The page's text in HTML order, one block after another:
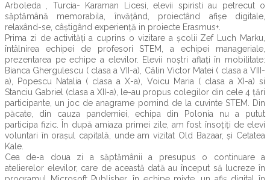
Arboleda , Turcia- Karaman Licesi, elevii spiristi au petrecut o
săptămână memorabila, învățând, proiectând afișe digitale,
relaxând-se, câștigând experiență in proiecte Erasmus+.
Prima zi de activități a cuprins o vizitare a școlii Zef Luch Marku,
întâlnirea echipei de profesori STEM, a echipei manageriale,
prezentarea pe echipe a elevilor. Elevii noștri aflați în mobilitate:
Bianca Ghergulescu ( clasa a VII-a), Călin Victor Matei ( clasa a VIII-
a), Popescu Natalia ( clasa a X-a), Voicu Maria ( clasa a XI-a) si
Stanciu Gabriel (clasa a XII-a), le-au propus colegilor din cele 4 țări
participante, un joc de anagrame pornind de la cuvinte STEM. Din
păcate, din cauza pandemiei, echipa din Polonia nu a putut
participa fizic. În după amiaza primei zile, am fost însoțiți de elevi
voluntari în orașul capitală, unde am vizitat Old Bazaar, și Cetatea
Kale.
Cea de-a doua zi a săptămânii a presupus o continuare a
atelierelor elevilor, care de această dată au început să lucreze în